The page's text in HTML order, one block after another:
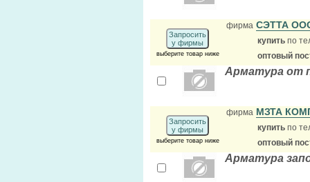
Запросить
у фирмы
выберите товар ниже
фирма СЭТТА
купить по
оптовый
Арматура от
Запросить
у фирмы
выберите товар ниже
фирма МЗТА
купить по
оптовый
Арматура